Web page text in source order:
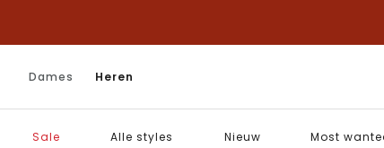
Dames Heren
Sale Alle styles Nieuw Most